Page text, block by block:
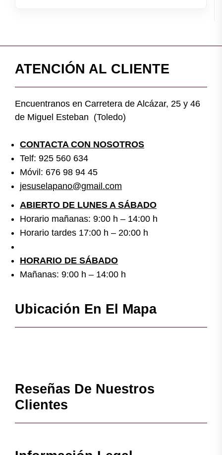
ATENCIÓN AL CLIENTE
Encuentranos en Carretera de Alcázar, 25 y 46
de Miguel Esteban (Toledo)
CONTACTA CON NOSOTROS
Telf: 925 560 634
Móvil: 676 98 94 45
jesuselapano@gmail.com
ABIERTO DE LUNES A SÁBADO
Horario mañanas: 9:00 h – 14:00 h
Horario tardes 17:00 h – 20:00 h
HORARIO DE SÁBADO
Mañanas: 9:00 h – 14:00 h
Ubicación En El Mapa
Reseñas De Nuestros
Clientes